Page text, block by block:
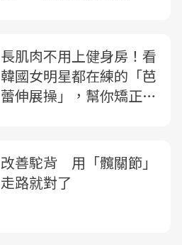
長肌肉不用上健身房！看
韓國女明星都在練的「芭
蕾伸展操」，幫你矯正駝
改善駝背 用「髖關節」
走路就對了